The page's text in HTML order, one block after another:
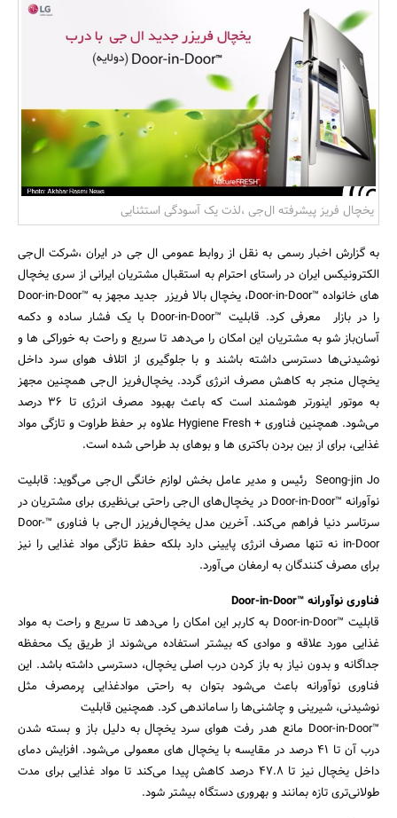
مسکن و ساختمان
جستجو
یخچال فریز پیشرفته ال‌جی ،لذت یک آسودگی استثنایی
به گزارش اخبار رسمی به نقل از روابط عمومی ال جی در ایران ،شرکت ال‌جی
الکترونیکس ایران در راستای احترام به استقبال مشتریان ایرانی از سری یخچال
های خانواده ™Door-in-Door، یخچال‌‌‌ بالا فریزر جدید مجهز به ™Door-in-Door
را در بازار معرفی کرد. قابلیت ™Door-in-Door با یک فشار ساده و دکمه
آسان‌باز شو به مشتریان این امکان را می‌دهد تا سریع و راحت به خوراکی ها و
نوشیدنی‌ها دسترسی داشته باشند و با جلوگیری از اتلاف هوای سرد داخل
یخچال منجر به کاهش مصرف انرژی گردد. یخچال‌فریز ال‌جی همچنین مجهز
به موتور اینورتر هوشمند است که باعث بهبود مصرف انرژی تا 36 درصد
می‌شود. همچنین فناوری + Hygiene Fresh علاوه بر حفظ طراوت و تازگی مواد
غذایی، برای از بین بردن باکتری ها و بوهای بد طراحی شده است.
Seong-jin Jo رئیس و مدیر عامل بخش لوازم خانگی ال‌جی می‌گوید: قابلیت
نوآورانه ™Door-in-Door در یخچال‌های ال‌جی راحتی بی‌نظیری برای مشتریان در
سرتاسر دنیا فراهم می‌کند. آخرین مدل یخچال‌فریزر ال‌جی با فناوری ™Door-
in-Door نه تنها مصرف انرژی پایینی دارد بلکه حفظ تازگی مواد غذایی را نیز
برای مصرف کنندگان به ارمغان می‌آورد.
فناوری نوآورانه ™Door-in-Door
قابلیت ™Door-in-Door به کاربر این امکان را می‌دهد تا سریع و راحت به مواد
غذایی مورد علاقه و موادی که بیشتر استفاده می‌شوند از طریق یک محفظه
جداگانه و بدون نیاز به باز کردن درب اصلی یخچال، دسترسی داشته باشد. این
فناوری نوآورانه باعث می‌شود بتوان به راحتی موادغذایی پرمصرف مثل
نوشیدنی، شیرینی و چاشنی‌ها را ساماندهی کرد. همچنین قابلیت
™Door-in-Door مانع هدر رفت هوای سرد یخچال به دلیل باز و بسته شدن
درب آن تا 41 درصد در مقایسه با یخچال های معمولی می‌شود. افزایش دمای
داخل یخچال نیز تا 47.8 درصد کاهش پیدا می‌کند تا مواد غذایی برای مدت
طولانی‌تری تازه بمانند و بهروری دستگاه بیشتر شود.